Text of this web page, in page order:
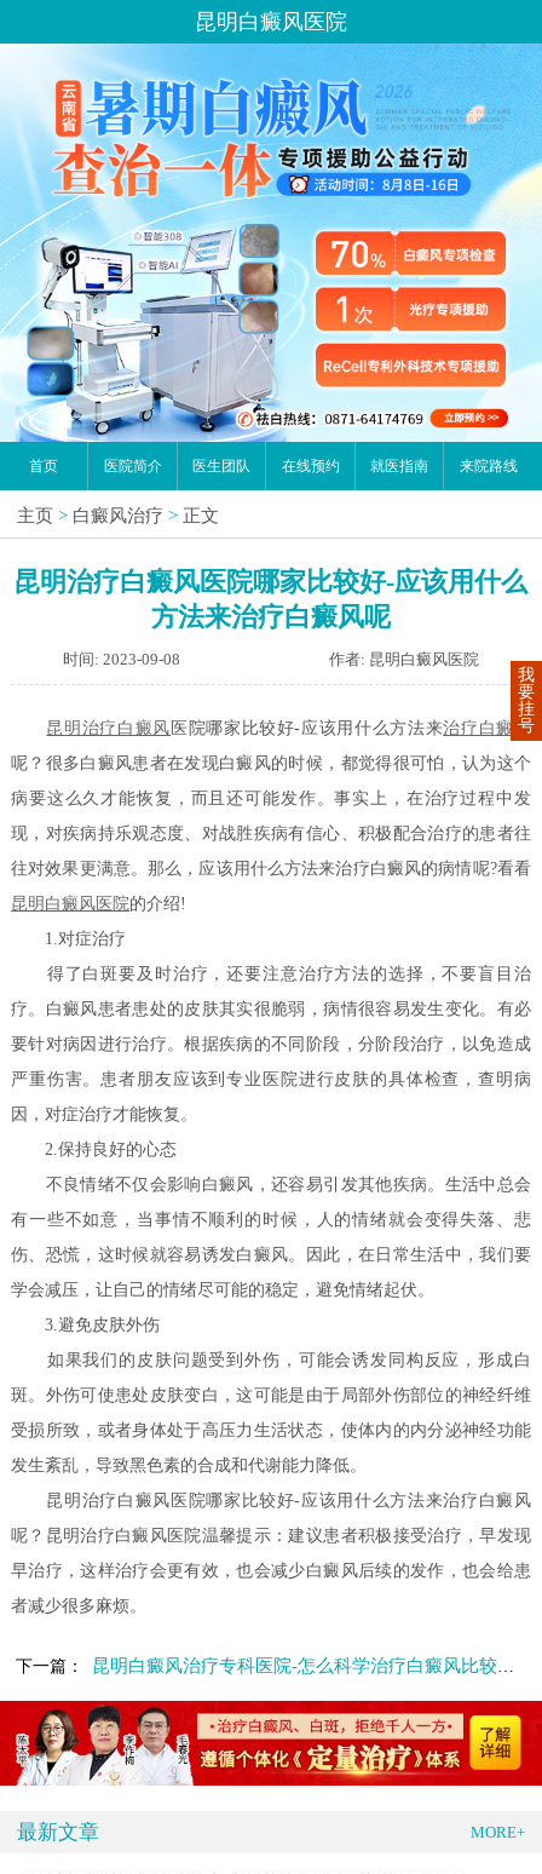
昆明白癜风医院
首页 医院简介 医生团队 在线预约 就医指南 来院路线
主页 > 白癜风治疗 > 正文
昆明治疗白癜风医院哪家比较好-应该用什么
方法来治疗白癜风呢
时间: 2023-09-08 作者: 昆明白癜风医院
昆明治疗 白癜风 医院哪家比较好-应该用什么方法来治疗白癜风
呢？很多白癜风患者在发现白癜风的时候，都觉得很可怕，认为这个
病要这么久才能恢复，而且还可能发作。事实上，在治疗过程中发
现，对疾病持乐观态度、对战胜疾病有信心、积极配合治疗的患者往
往对效果更满意。那么，应该用什么方法来治疗白癜风的病情呢?看看
昆明白癜风医院的介绍!
1.对症治疗
得了白斑要及时治疗，还要注意治疗方法的选择，不要盲目治
疗。白癜风患者患处的皮肤其实很脆弱，病情很容易发生变化。有必
要针对病因进行治疗。根据疾病的不同阶段，分阶段治疗，以免造成
严重伤害。患者朋友应该到专业医院进行皮肤的具体检查，查明病
因，对症治疗才能恢复。
2.保持良好的心态
不良情绪不仅会影响白癜风，还容易引发其他疾病。生活中总会
有一些不如意，当事情不顺利的时候，人的情绪就会变得失落、悲
伤、恐慌，这时候就容易诱发白癜风。因此，在日常生活中，我们要
学会减压，让自己的情绪尽可能的稳定，避免情绪起伏。
3.避免皮肤外伤
如果我们的皮肤问题受到外伤，可能会诱发同构反应，形成白
斑。外伤可使患处皮肤变白，这可能是由于局部外伤部位的神经纤维
受损所致，或者身体处于高压力生活状态，使体内的内分泌神经功能
发生紊乱，导致黑色素的合成和代谢能力降低。
昆明治疗白癜风医院哪家比较好-应该用什么方法来治疗白癜风
呢？昆明治疗白癜风医院温馨提示：建议患者积极接受治疗，早发现
早治疗，这样治疗会更有效，也会减少白癜风后续的发作，也会给患
者减少很多麻烦。
下一篇： 昆明白癜风治疗专科医院-怎么科学治疗白癜风比较好呢
最新文章 MORE+
我
要
挂
号